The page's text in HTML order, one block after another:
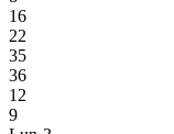
16
22
35
36
12
9